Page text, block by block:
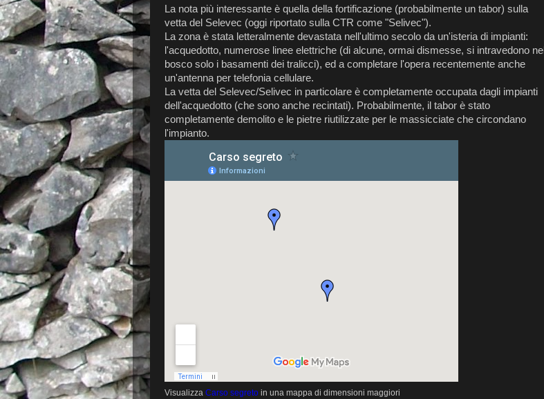
La nota più interessante è quella della fortificazione (probabilmente un tabor) sulla
vetta del Selevec (oggi riportato sulla CTR come "Selivec").
La zona è stata letteralmente devastata nell'ultimo secolo da un'isteria di impianti:
l'acquedotto, numerose linee elettriche (di alcune, ormai dismesse, si intravedono nel
bosco solo i basamenti dei tralicci), ed a completare l'opera recentemente anche
un'antenna per telefonia cellulare.
La vetta del Selevec/Selivec in particolare è completamente occupata dagli impianti
dell'acquedotto (che sono anche recintati). Probabilmente, il tabor è stato
completamente demolito e le pietre riutilizzate per le massicciate che circondano
l'impianto.
Visualizza Carso segreto in una mappa di dimensioni maggiori